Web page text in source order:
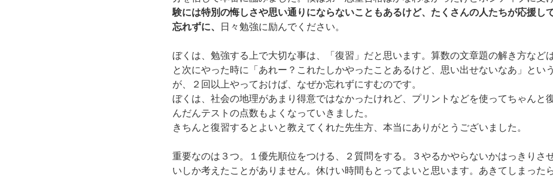
験には特別の悔しさや思い通りにならないこともあるけど、たくさんの人たちが応援し
忘れずに、
日々勉強に励んでください。
ぼくは、勉強する上で大切な事は、「復習」だと思います。算数の文章題の解き方など
と次にやった時に「あれー？これたしかやったことあるけど、思い出せないなあ」とい
が、２回以上やっておけば、なぜか忘れずにすむのです。
ぼくは、社会の地理があまり得意ではなかったけれど、プリントなどを使ってちゃんと
んだんテストの点数もよくなっていきました。
きちんと復習するとよいと教えてくれた先生方、本当にありがとうございました。
重要なのは３つ。１優先順位をつける、２質問をする。３やるかやらないかはっきりさ
いしか考えたことがありません。休けい時間もとってよいと思います。あきてしまった